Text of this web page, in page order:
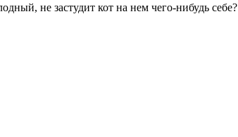
не застудит кот на нем чего-нибудь себе?